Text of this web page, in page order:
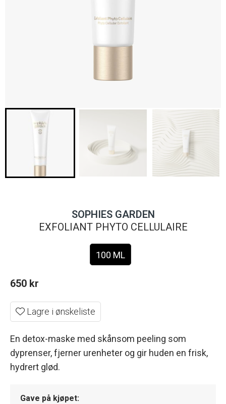
SOPHIES GARDEN
EXFOLIANT PHYTO CELLULAIRE
100 ML
650 kr
Lagre i ønskeliste
En detox-maske med skånsom peeling som
dyprenser, fjerner urenheter og gir huden en frisk,
hydrert glød.
Gave på kjøpet: